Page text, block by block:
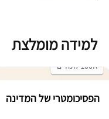
למידה מומלצת
100K לומדים
הפסיכומטרי של המדינה